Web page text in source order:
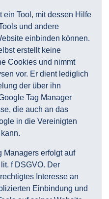
ein Tool, mit dessen Hilfe
und andere
einbinden können.
erstellt keine
Cookies und nimmt
vor. Er dient lediglich
der über ihn
Tag Manager
die auch an das
in die Vereinigten
Managers erfolgt auf
f DSGVO. Der
Interesse an
Einbindung und